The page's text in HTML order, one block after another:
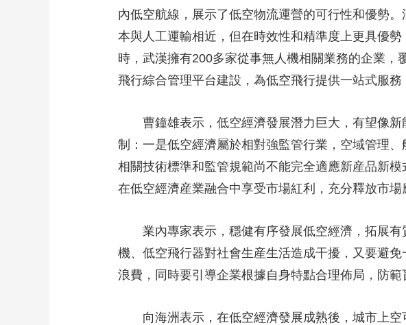
內低空航線，展示了低空物流運營的可行性和優勢
本與人工運輸相近，但在時效性和精準度上更具優
時，武漢擁有200多家從事無人機相關業務的企業
飛行綜合管理平台建設，為低空飛行提供一站式服務
曹鐘雄表示，低空經濟發展潛力巨大，有望像
制：一是低空經濟屬於相對強監管行業，空域管理
相關技術標準和監管規範尚不能完全適應新産品新
在低空經濟産業融合中享受市場紅利，充分釋放市場
業內專家表示，穩健有序發展低空經濟，拓展
機、低空飛行器對社會生産生活造成干擾，又要避
浪費，同時要引導企業根據自身特點合理佈局，防範
向海洲表示，在低空經濟發展成熟後，城市上